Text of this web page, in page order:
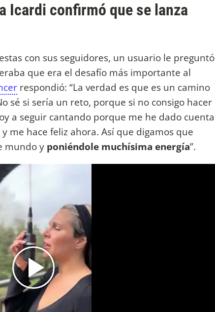
Icardi confirmó que se lanza
con sus seguidores, un usuario le preguntó
que era el desafío más importante al
respondió: “La verdad es que es un camino
sé si sería un reto, porque si no consigo hacer
a seguir cantando porque me he dado cuenta
me hace feliz ahora. Así que digamos que
mundo y poniéndole muchísima energía”.